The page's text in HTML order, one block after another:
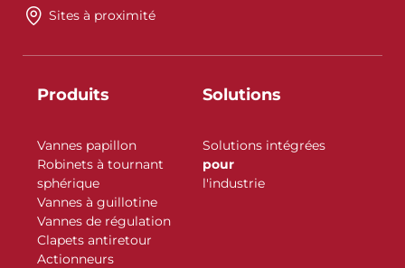
Sites à proximité
Produits
Vannes papillon
Robinets à tournant
sphérique
Vannes à guillotine
Vannes de régulation
Clapets antiretour
Actionneurs
Solutions
Solutions intégrées
pour
l'industrie